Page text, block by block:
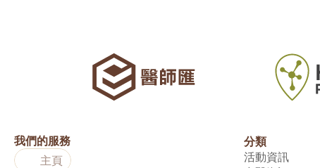
我們的服務
主頁
分類
活動資訊